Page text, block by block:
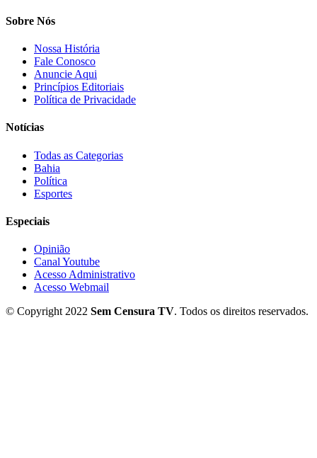
Sobre Nós
Nossa História
Fale Conosco
Anuncie Aqui
Princípios Editoriais
Política de Privacidade
Notícias
Todas as Categorias
Bahia
Política
Esportes
Especiais
Opinião
Canal Youtube
Acesso Administrativo
Acesso Webmail
© Copyright 2022 Sem Censura TV. Todos os direitos reservados.